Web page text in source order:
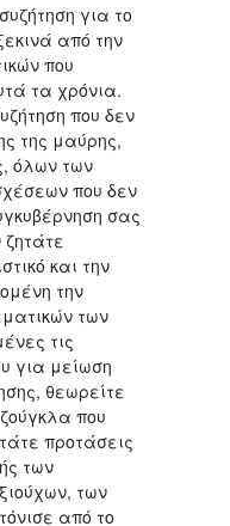
για το
από την
που
τα χρόνια.
που δεν
της μαύρης,
όλων των
που δεν
σας
και την
την
των
τις
για μείωση
θεωρείτε
που
προτάσεις
των
των
από το